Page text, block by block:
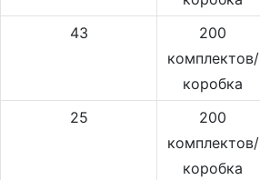
43
200
комплектов/
коробка
25
200
комплектов/
коробка